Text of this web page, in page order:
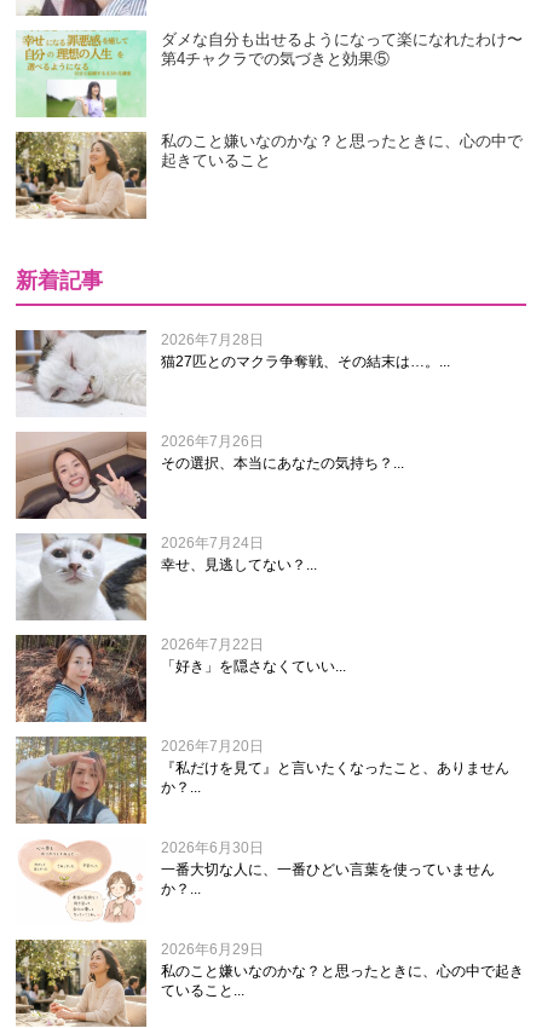
ダメな自分も出せるようになって楽になれたわけ〜
第4チャクラでの気づきと効果⑤
私のこと嫌いなのかな？と思ったときに、心の中で
起きていること
新着記事
2026年7月28日
猫27匹とのマクラ争奪戦、その結末は…。...
2026年7月26日
その選択、本当にあなたの気持ち？...
2026年7月24日
幸せ、見逃してない？...
2026年7月22日
「好き」を隠さなくていい...
2026年7月20日
『私だけを見て』と言いたくなったこと、ありません
か？...
2026年6月30日
一番大切な人に、一番ひどい言葉を使っていません
か？...
2026年6月29日
私のこと嫌いなのかな？と思ったときに、心の中で起き
ていること...